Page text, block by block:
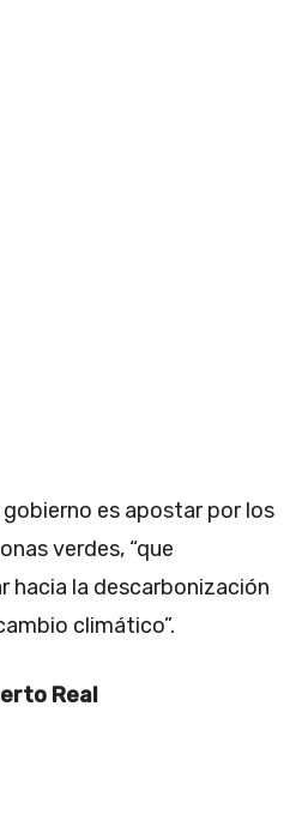
es apostar por los
verdes, “que
hacia la descarbonización
climático”.
Real